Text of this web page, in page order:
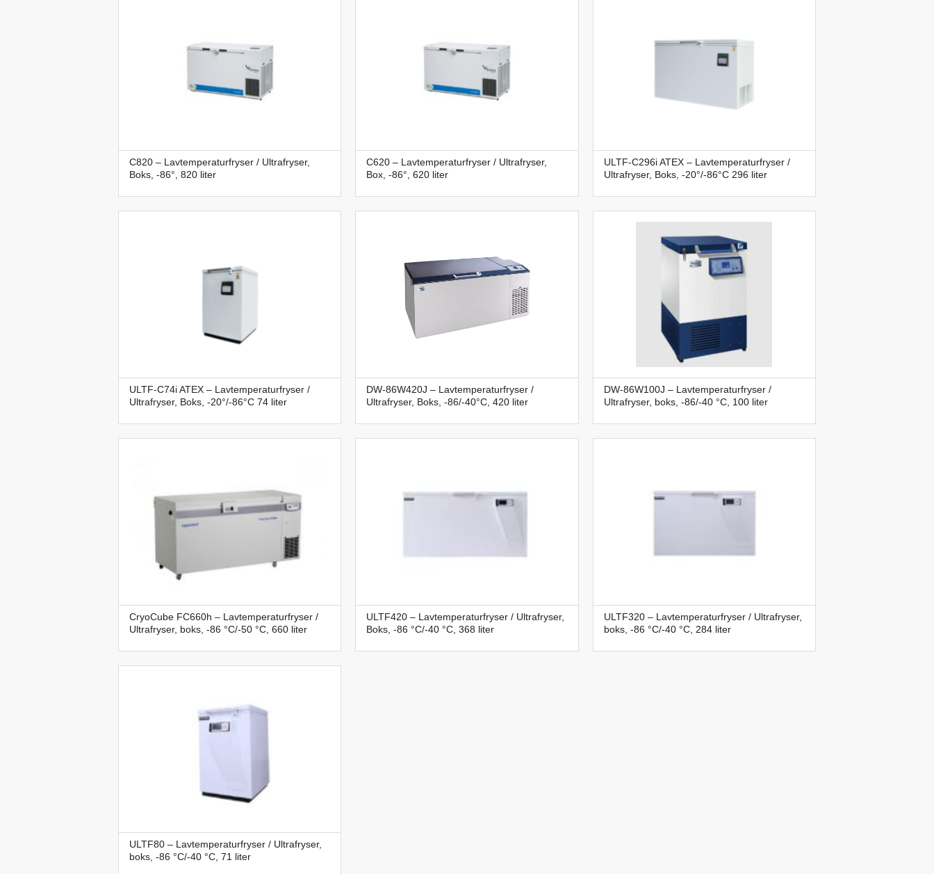
C820 – Lavtemperaturfryser / Ultrafryser,
Boks, -86°, 820 liter
C620 – Lavtemperaturfryser / Ultrafryser,
Box, -86°, 620 liter
ULTF-C296i ATEX – Lavtemperaturfryser /
Ultrafryser, Boks, -20°/-86°C 296 liter
ULTF-C74i ATEX – Lavtemperaturfryser /
Ultrafryser, Boks, -20°/-86°C 74 liter
DW-86W420J – Lavtemperaturfryser /
Ultrafryser, Boks, -86/-40°C, 420 liter
DW-86W100J – Lavtemperaturfryser /
Ultrafryser, boks, -86/-40 °C, 100 liter
CryoCube FC660h – Lavtemperaturfryser /
Ultrafryser, boks, -86 °C/-50 °C, 660 liter
ULTF420 – Lavtemperaturfryser / Ultrafryser,
Boks, -86 °C/-40 °C, 368 liter
ULTF320 – Lavtemperaturfryser / Ultrafryser,
boks, -86 °C/-40 °C, 284 liter
ULTF80 – Lavtemperaturfryser / Ultrafryser,
boks, -86 °C/-40 °C, 71 liter